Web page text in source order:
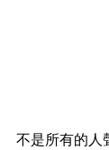
不是所有的人